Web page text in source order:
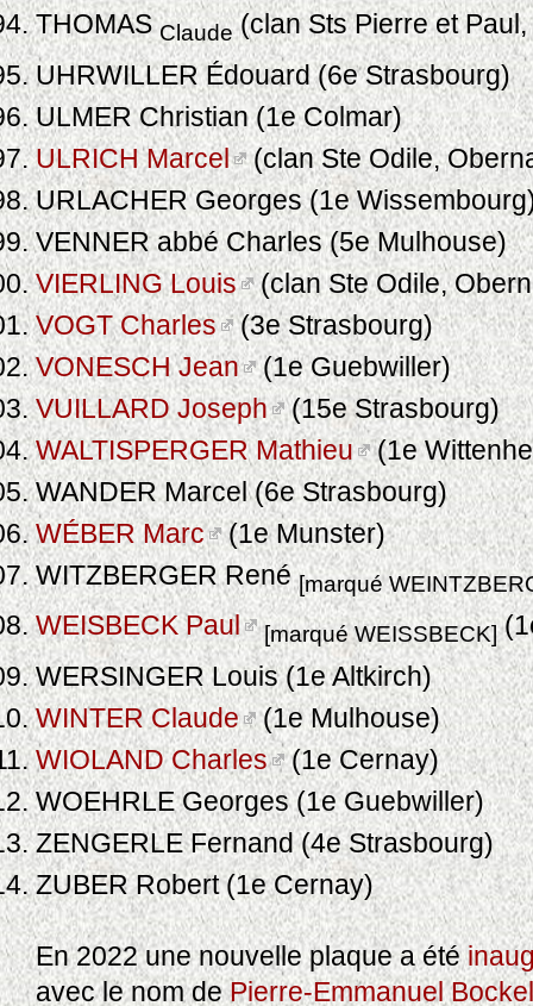
THOMASClaude(clan Sts Pierre et
UHRWILLER Édouard (6e Strasbourg)
ULMER Christian (1e Colmar)
ULRICH Marcel (clan Ste Odile,
URLACHER Georges (1e
VENNER abbé Charles (5e Mulhouse)
VIERLING Louis (clan Ste Odile,
VOGT Charles (3e Strasbourg)
VONESCH Jean (1e Guebwiller)
VUILLARD Joseph
(15e Strasbourg)
WALTISPERGER Mathieu (1e
WANDER Marcel (6e Strasbourg)
WÉBER Marc (1e Munster)
WITZBERGER René[marqué
WEISBECK Paul [marqué WEISSBECK]
WERSINGER Louis (1e Altkirch)
WINTER Claude (1e Mulhouse)
WIOLAND Charles
(1e Cernay)
WOEHRLE Georges (1e Guebwiller)
ZENGERLE Fernand (4e Strasbourg)
ZUBER Robert (1e Cernay)
En 2022 une nouvelle plaque a été
avec le nom dePierre-Emmanuel Bockel